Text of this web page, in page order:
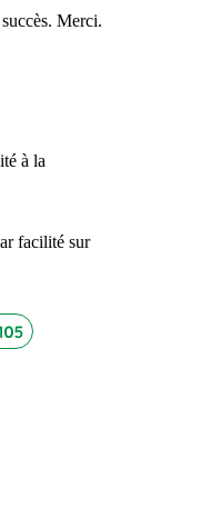
Merci.
à la
facilité sur